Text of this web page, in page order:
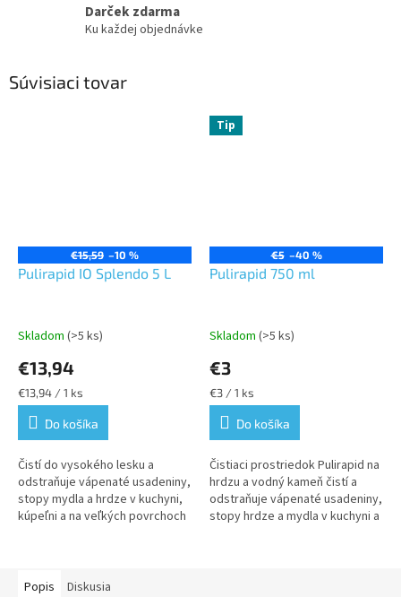
Darček zdarma
Ku každej objednávke
Súvisiaci tovar
€15,59 –10 %
Pulirapid IO Splendo 5 L
Skladom (>5 ks)
€13,94
Jednotková
cena:
€13,94 / 1 ks
Do košíka
Čistí do vysokého lesku a
odstraňuje vápenaté usadeniny,
stopy mydla a hrdze v kuchyni,
kúpeľni a na veľkých povrchoch
Tip
€5 –40 %
Pulirapid 750 ml
Skladom (>5 ks)
€3
Jednotková
cena:
€3 / 1 ks
Do košíka
Čistiaci prostriedok Pulirapid na
hrdzu a vodný kameň čistí a
odstraňuje vápenaté usadeniny,
stopy hrdze a mydla v kuchyni a
Popis Diskusia